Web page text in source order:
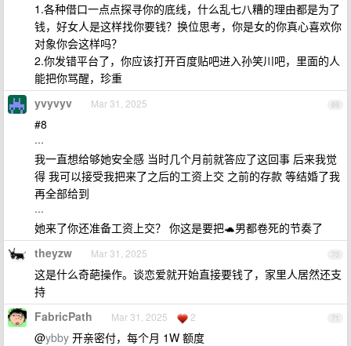
1.各种借口一点点探寻你的底线，什么乱七八糟的理由都是为了
钱，好女人是这样找你要钱？换位思考，你是女的你真心喜欢你
对象你会这样吗？
2.你发错平台了，你应该打开百度贴吧进入孙笑川吧，里面的人
能把你骂醒，珍重
69
yvyvyv Mar 31, 2025
#8
···
我一直想给够她安全感 当时几个月前就答应了这回事 后来我觉
得 我可以接受我把来了之后的工资上交 之前的存款 等结婚了我
再全部给到
···
她来了你还准备工资上交？ 你这是要把🐢男都卷死的节奏了
70
theyzw Mar 31, 2025
这是什么奇葩操作。谈恋爱就开始直接要钱了，家里人居然还支
持
71
FabricPath Mar 31, 2025 2
@ybby 开亲密付，每个月 1W 额度